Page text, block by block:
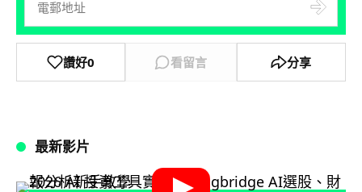
讚好0 看留言 分享
最新影片